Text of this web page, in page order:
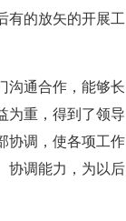
有的放矢的开展工
沟通合作，能够长
为重，得到了领导
协调，使各项工作
协调能力，为以后